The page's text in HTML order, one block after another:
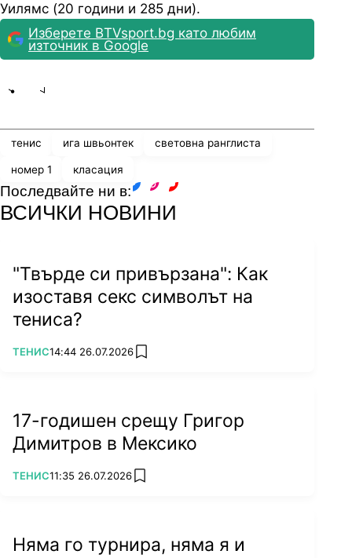
Уилямс (20 години и 285 дни).
Изберете BTVsport.bg като любим
източник в Google
тенис ига швьонтек световна ранглиста
номер 1 класация
Последвайте ни в:
ВСИЧКИ НОВИНИ
"Твърде си привързана": Как
изоставя секс символът на
тениса?
ПОВЕЧЕ ОТ
ТЕНИС14:44 26.07.2026 add favorites
17-годишен срещу Григор
Димитров в Мексико
ПОВЕЧЕ ОТ
ТЕНИС11:35 26.07.2026 add favorites
Няма го турнира, няма я и